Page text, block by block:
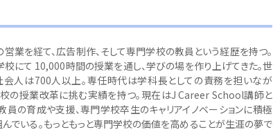
業を経て、広告制作、そして専門学校の教員という経歴を持つ。
にて 10,000時間の授業を通し、学びの場を作り上げてきた。世
会人は700人以上。専任時代は学科長としての責務を担いなが
校の授業改革に挑む実績を持つ。現在はJ Career School講師と
員の育成や支援、専門学校卒生のキャリアイノベーションに積極
でいる。もっともっと専門学校の価値を高めることが生涯の夢で